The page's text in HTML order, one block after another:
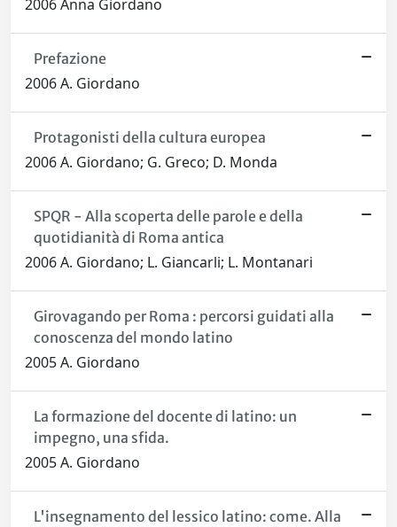
2006 Anna Giordano
Prefazione
2006 A. Giordano
Protagonisti della cultura europea
2006 A. Giordano; G. Greco; D. Monda
SPQR - Alla scoperta delle parole e della
quotidianità di Roma antica
2006 A. Giordano; L. Giancarli; L. Montanari
Girovagando per Roma : percorsi guidati alla
conoscenza del mondo latino
2005 A. Giordano
La formazione del docente di latino: un
impegno, una sfida.
2005 A. Giordano
L'insegnamento del lessico latino: come. Alla